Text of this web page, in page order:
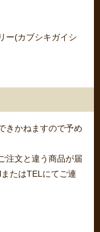
ー(カブシキガイシ
きかねますので予め
注文と違う商品が届
たはTELにてご連